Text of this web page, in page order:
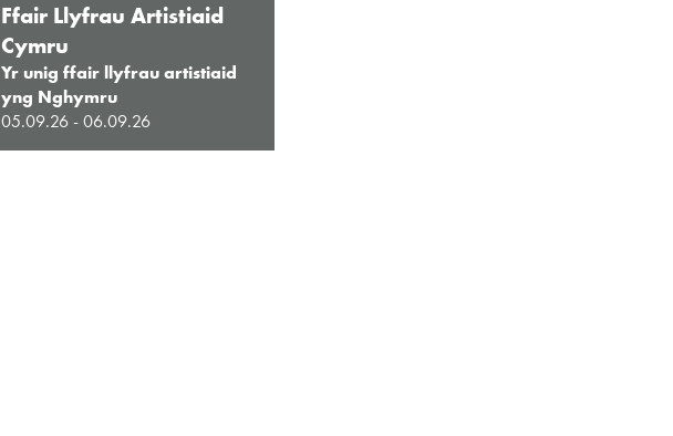
Ffair Llyfrau Artistiaid
Cymru
Yr unig ffair llyfrau artistiaid
yng Nghymru
05.09.26 - 06.09.26